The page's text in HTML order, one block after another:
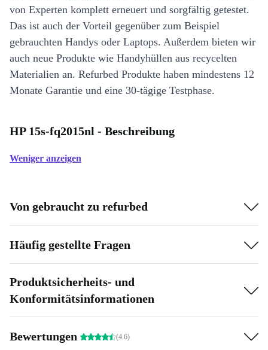
von Experten komplett erneuert und sorgfältig getestet.
Das ist auch der Vorteil gegenüber zum Beispiel
gebrauchten Handys oder Laptops. Außerdem bieten wir
auch neue Produkte wie Handyhüllen aus recycelten
Materialien an. Refurbed Produkte haben mindestens 12
Monate Garantie und eine 30-tägige Testphase.
HP 15s-fq2015nl - Beschreibung
Weniger anzeigen
Von gebraucht zu refurbed
Häufig gestellte Fragen
Produktsicherheits- und
Konformitätsinformationen
Bewertungen (4.6)